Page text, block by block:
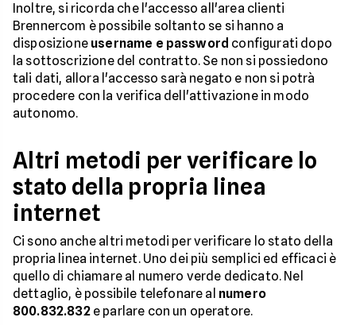
Inoltre, si ricorda che l'accesso all'area clienti
Brennercom è possibile soltanto se si hanno a
disposizione username e password configurati dopo
la sottoscrizione del contratto. Se non si possiedono
tali dati, allora l'accesso sarà negato e non si potrà
procedere con la verifica dell'attivazione in modo
autonomo.
Altri metodi per verificare lo
stato della propria linea
internet
Ci sono anche altri metodi per verificare lo stato della
propria linea internet. Uno dei più semplici ed efficaci è
quello di chiamare al numero verde dedicato. Nel
dettaglio, è possibile telefonare al numero
800.832.832e parlare con un operatore.